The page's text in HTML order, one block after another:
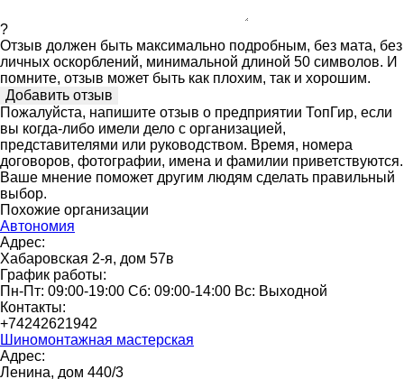
?
Отзыв должен быть максимально подробным, без мата, без
личных оскорблений, минимальной длиной 50 символов. И
помните, отзыв может быть как плохим, так и хорошим.
Пожалуйста, напишите отзыв о предприятии ТопГир, если
вы когда-либо имели дело с организацией,
представителями или руководством. Время, номера
договоров, фотографии, имена и фамилии приветствуются.
Ваше мнение поможет другим людям сделать правильный
выбор.
Похожие организации
Автономия
Адрес:
Хабаровская 2-я, дом 57в
График работы:
Пн-Пт: 09:00-19:00 Сб: 09:00-14:00 Вс: Выходной
Контакты:
+74242621942
Шиномонтажная мастерская
Адрес:
Ленина, дом 440/3